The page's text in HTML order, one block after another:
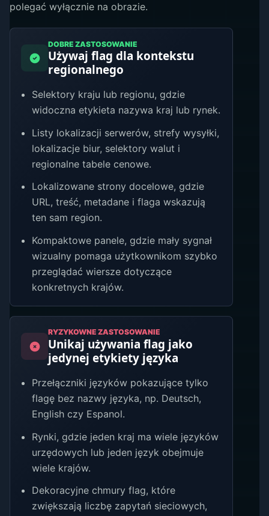
polegać wyłącznie na obrazie.
DOBRE ZASTOSOWANIE
Używaj flag dla kontekstu
regionalnego
Selektory kraju lub regionu, gdzie
widoczna etykieta nazywa kraj lub rynek.
Listy lokalizacji serwerów, strefy wysyłki,
lokalizacje biur, selektory walut i
regionalne tabele cenowe.
Lokalizowane strony docelowe, gdzie
URL, treść, metadane i flaga wskazują
ten sam region.
Kompaktowe panele, gdzie mały sygnał
wizualny pomaga użytkownikom szybko
przeglądać wiersze dotyczące
konkretnych krajów.
RYZYKOWNE ZASTOSOWANIE
Unikaj używania flag jako
jedynej etykiety języka
Przełączniki języków pokazujące tylko
flagę bez nazwy języka, np. Deutsch,
English czy Espanol.
Rynki, gdzie jeden kraj ma wiele języków
urzędowych lub jeden język obejmuje
wiele krajów.
Dekoracyjne chmury flag, które
zwiększają liczbę zapytań sieciowych,